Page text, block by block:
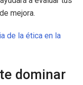
mejora.
de la ética en la
dominar